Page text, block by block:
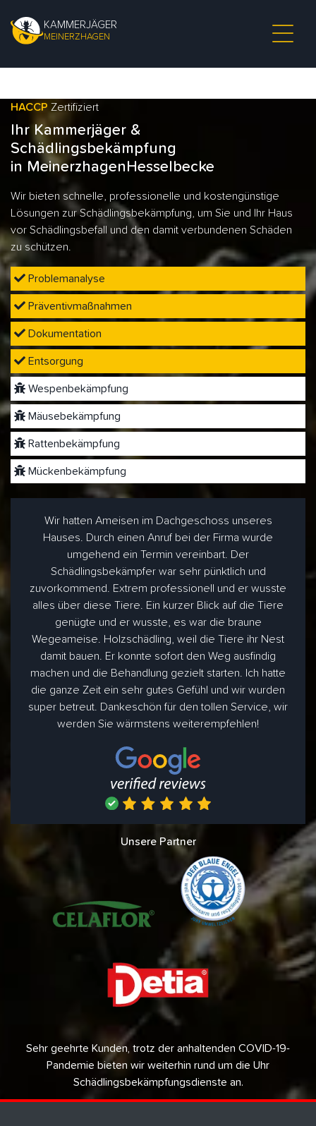
KAMMERJÄGER
MEINERZHAGEN
HACCP Zertifiziert
Ihr Kammerjäger &
Schädlingsbekämpfung
in MeinerzhagenHesselbecke
Wir bieten schnelle, professionelle und kostengünstige
Lösungen zur Schädlingsbekämpfung, um Sie und Ihr Haus
vor Schädlingsbefall und den damit verbundenen Schäden
zu schützen.
Problemanalyse
Präventivmaßnahmen
Dokumentation
Entsorgung
Wespenbekämpfung
Mäusebekämpfung
Rattenbekämpfung
Mückenbekämpfung
Wir hatten Ameisen im Dachgeschoss unseres
Hauses. Durch einen Anruf bei der Firma wurde
umgehend ein Termin vereinbart. Der
Schädlingsbekämpfer war sehr pünktlich und
zuvorkommend. Extrem professionell und er wusste
alles über diese Tiere. Ein kurzer Blick auf die Tiere
genügte und er wusste, es war die braune
Wegeameise. Holzschädling, weil die Tiere ihr Nest
damit bauen. Er konnte sofort den Weg ausfindig
machen und die Behandlung gezielt starten. Ich hatte
die ganze Zeit ein sehr gutes Gefühl und wir wurden
super betreut. Dankeschön für den tollen Service, wir
werden Sie wärmstens weiterempfehlen!
Unsere Partner
Sehr geehrte Kunden, trotz der anhaltenden COVID-19-
Pandemie bieten wir weiterhin rund um die Uhr
Schädlingsbekämpfungsdienste an.